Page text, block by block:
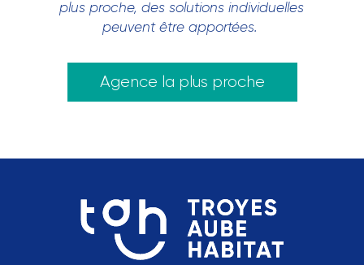
plus proche, des solutions individuelles
peuvent être apportées.
Agence la plus proche